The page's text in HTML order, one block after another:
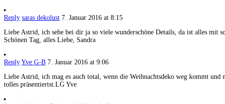
Reply saras dekolust 7. Januar 2016 at 8:15
Liebe Astrid, ich sehe bei dir ja so viele wunderschöne Details, da ist alles mit
Schönen Tag, alles Liebe, Sandra
Reply Yve G-B 7. Januar 2016 at 9:06
Liebe Astrid, ich mag es auch total, wenn die Weihnachtsdeko weg kommt
tolles präsentiertst.LG Yve